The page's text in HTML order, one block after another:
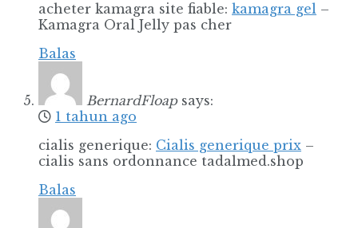
acheter kamagra site fiable: kamagra gel –
Kamagra Oral Jelly pas cher
Balas
BernardFloap says:
1 tahun ago
cialis generique: Cialis generique prix –
cialis sans ordonnance tadalmed.shop
Balas